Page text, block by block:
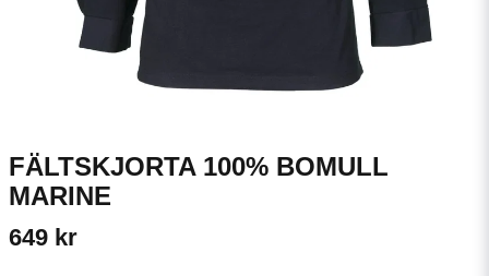
FÄLTSKJORTA 100% BOMULL
MARINE
649 kr